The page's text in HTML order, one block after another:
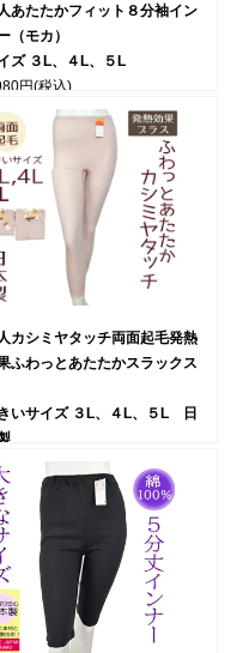
あたたかフィット８分袖イン
（モカ）
ズ ３L、４L、５L
円(税込)
カシミヤタッチ両面起毛発熱
ふわっとあたたかスラックス
いサイズ ３L、４L、５L 日
円
(税込)